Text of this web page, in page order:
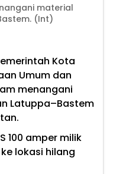
material
(Int)
Kota
Umum dan
menangani
Latuppa–Bastem
100 amper milik
lokasi hilang